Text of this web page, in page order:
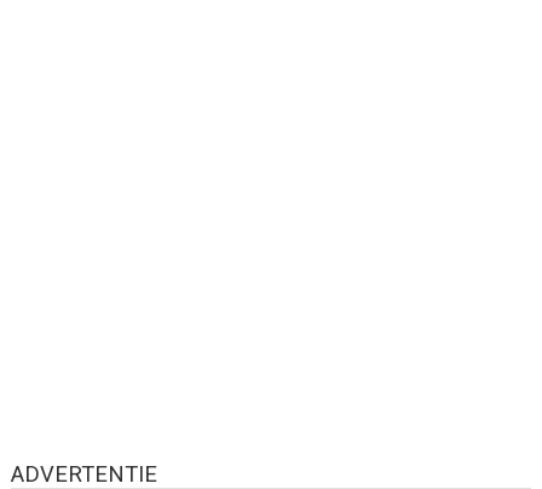
ADVERTENTIE